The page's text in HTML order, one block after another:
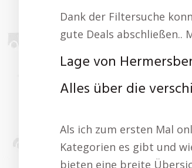
Dank der Filtersuche
gute Deals abschließen..
Lage von
Alles über die
Als ich zum ersten Mal
Kategorien es gibt und
bieten eine breite